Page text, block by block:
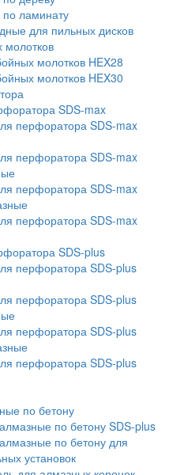
ламинату
для пильных дисков
молотков
молотков HEX28
молотков HEX30
SDS-max
перфоратора SDS-max
перфоратора SDS-max
перфоратора SDS-max
перфоратора SDS-max
SDS-plus
перфоратора SDS-plus
перфоратора SDS-plus
перфоратора SDS-plus
перфоратора SDS-plus
по бетону
по бетону SDS-plus
по бетону для
установок